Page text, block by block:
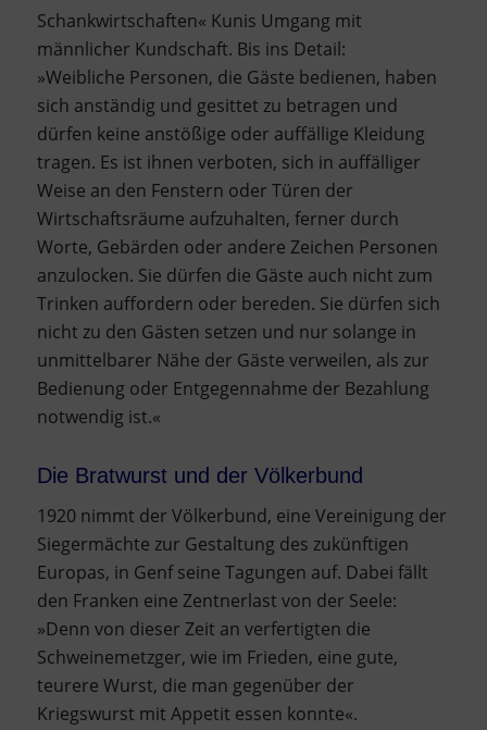
Schankwirtschaften« Kunis Umgang mit
männlicher Kundschaft. Bis ins Detail:
»Weibliche Personen, die Gäste bedienen, haben
sich anständig und gesittet zu betragen und
dürfen keine anstößige oder auffällige Kleidung
tragen. Es ist ihnen verboten, sich in auffälliger
Weise an den Fenstern oder Türen der
Wirtschaftsräume aufzuhalten, ferner durch
Worte, Gebärden oder andere Zeichen Personen
anzulocken. Sie dürfen die Gäste auch nicht zum
Trinken auffordern oder bereden. Sie dürfen sich
nicht zu den Gästen setzen und nur solange in
unmittelbarer Nähe der Gäste verweilen, als zur
Bedienung oder Entgegennahme der Bezahlung
notwendig ist.«
Die Bratwurst und der Völkerbund
1920 nimmt der Völkerbund, eine Vereinigung der
Siegermächte zur Gestaltung des zukünftigen
Europas, in Genf seine Tagungen auf. Dabei fällt
den Franken eine Zentnerlast von der Seele:
»Denn von dieser Zeit an verfertigten die
Schweinemetzger, wie im Frieden, eine gute,
teurere Wurst, die man gegenüber der
Kriegswurst mit Appetit essen konnte«.